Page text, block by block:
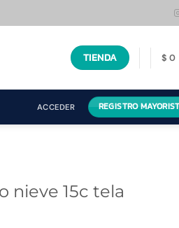
TIENDA $ 0
ACCEDER REGISTRO
nieve 15c tela